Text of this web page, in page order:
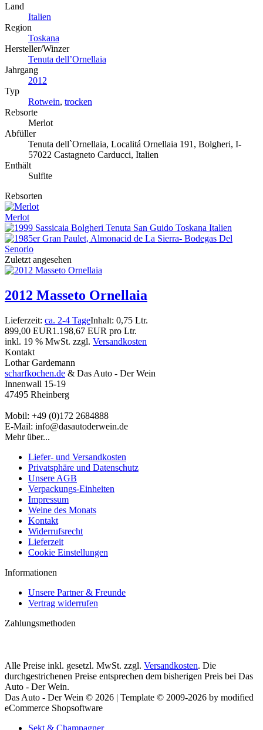
Land
Italien
Region
Toskana
Hersteller/Winzer
Tenuta dell’Ornellaia
Jahrgang
2012
Typ
Rotwein, trocken
Rebsorte
Merlot
Abfüller
Tenuta dell`Ornellaia, Localitá Ornellaia 191, Bolgheri, I-
57022 Castagneto Carducci, Italien
Enthält
Sulfite
Rebsorten
Merlot
Zuletzt angesehen
2012 Masseto Ornellaia
Lieferzeit: ca. 2-4 TageInhalt: 0,75 Ltr.
899,00 EUR1.198,67 EUR pro Ltr.
inkl. 19 % MwSt. zzgl. Versandkosten
Kontakt
Lothar Gardemann
scharfkochen.de & Das Auto - Der Wein
Innenwall 15-19
47495 Rheinberg
Mobil: +49 (0)172 2684888
E-Mail: info@dasautoderwein.de
Mehr über...
Liefer- und Versandkosten
Privatsphäre und Datenschutz
Unsere AGB
Verpackungs-Einheiten
Impressum
Weine des Monats
Kontakt
Widerrufsrecht
Lieferzeit
Cookie Einstellungen
Informationen
Unsere Partner & Freunde
Vertrag widerrufen
Zahlungsmethoden
Alle Preise inkl. gesetzl. MwSt. zzgl. Versandkosten. Die
durchgestrichenen Preise entsprechen dem bisherigen Preis bei Das
Auto - Der Wein.
Das Auto - Der Wein © 2026 | Template © 2009-2026 by modified
eCommerce Shopsoftware
Sekt & Champagner